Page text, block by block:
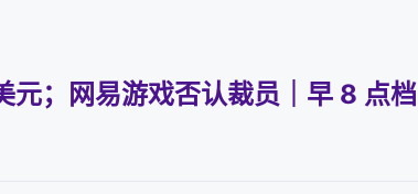
；网易游戏否认裁员｜早 8 点档